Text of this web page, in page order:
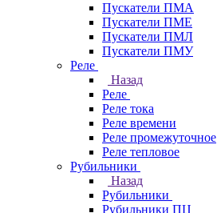
Пускатели ПМА
Пускатели ПМЕ
Пускатели ПМЛ
Пускатели ПМУ
Реле
Назад
Реле
Реле тока
Реле времени
Реле промежуточное
Реле тепловое
Рубильники
Назад
Рубильники
Рубильники ПЦ